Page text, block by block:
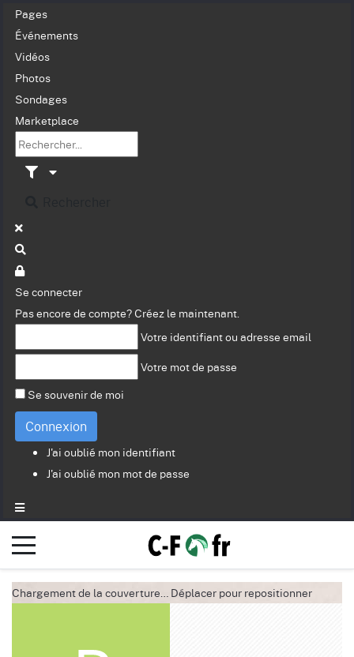
Pages
Événements
Vidéos
Photos
Sondages
Marketplace
Se connecter
Pas encore de compte? Créez le maintenant.
Votre identifiant ou adresse email
Votre mot de passe
Se souvenir de moi
Connexion
J'ai oublié mon identifiant
J'ai oublié mon mot de passe
Chargement de la couverture… Déplacer pour repositionner